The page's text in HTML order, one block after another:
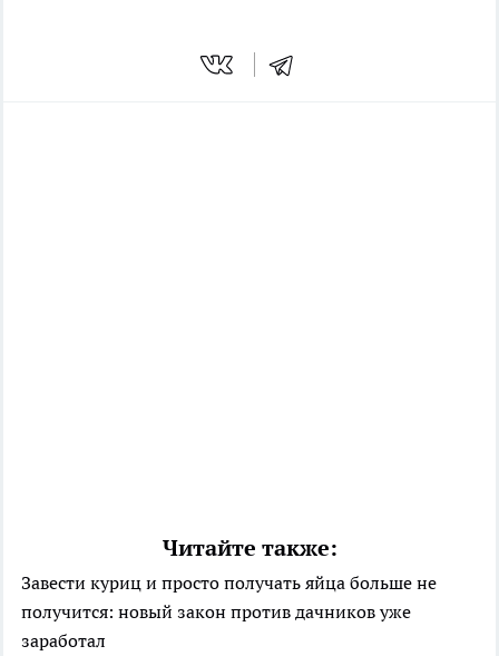
Читайте также:
Завести куриц и просто получать яйца больше не
получится: новый закон против дачников уже
заработал